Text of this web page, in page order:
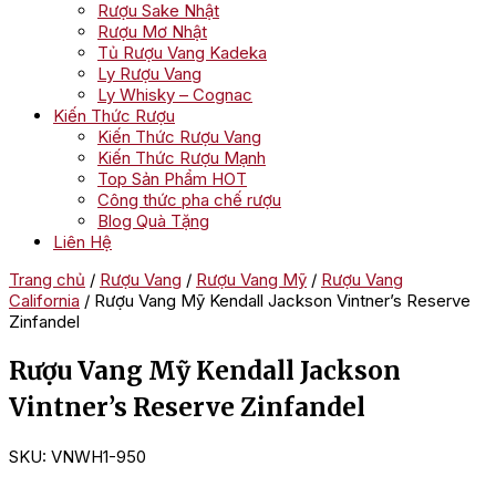
Rượu Sake Nhật
Rượu Mơ Nhật
Tủ Rượu Vang Kadeka
Ly Rượu Vang
Ly Whisky – Cognac
Kiến Thức Rượu
Kiến Thức Rượu Vang
Kiến Thức Rượu Mạnh
Top Sản Phẩm HOT
Công thức pha chế rượu
Blog Quà Tặng
Liên Hệ
Trang chủ / Rượu Vang / Rượu Vang Mỹ / Rượu Vang
California / Rượu Vang Mỹ Kendall Jackson Vintner’s Reserve
Zinfandel
Rượu Vang Mỹ Kendall Jackson
Vintner’s Reserve Zinfandel
SKU: VNWH1-950